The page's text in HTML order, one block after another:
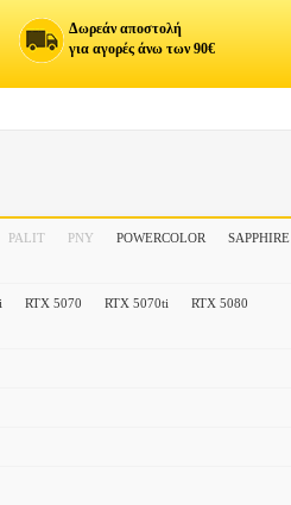
Δωρεάν αποστολή
για αγορές άνω των 90€
PALIT PNY POWERCOLOR
SAPPHIRE
RTX 5070 RTX 5070ti
RTX 5080